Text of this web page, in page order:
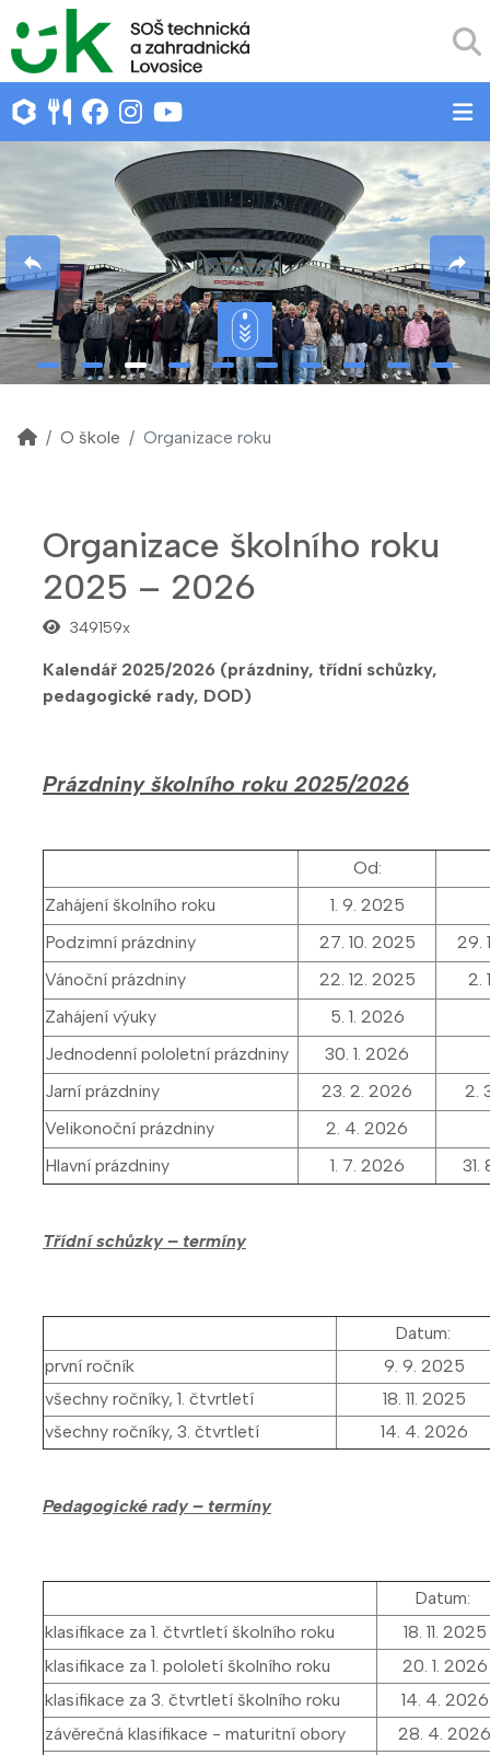
O škole Organizace roku
Organizace školního roku
2025 – 2026
349159x
Kalendář 2025/2026 (prázdniny, třídní schůzky,
pedagogické rady, DOD)
Prázdniny školního roku 2025/2026
Od:
Zahájení školního roku
1. 9. 2025
Podzimní prázdniny
27. 10. 2025
29.
Vánoční prázdniny
22. 12. 2025
2.
Zahájení výuky
5. 1. 2026
Jednodenní pololetní prázdniny
30. 1. 2026
Jarní prázdniny
23. 2. 2026
2.
Velikonoční prázdniny
2. 4. 2026
Hlavní prázdniny
1. 7. 2026 31.
Třídní schůzky – termíny
Datum:
první ročník
9. 9. 2025
všechny ročníky, 1. čtvrtletí
18. 11. 2025
všechny ročníky, 3. čtvrtletí
14. 4. 2026
Pedagogické rady – termíny
Datum:
klasifikace za 1. čtvrtletí školního roku
18. 11. 2025
klasifikace za 1. pololetí školního roku
20. 1. 2026
klasifikace za 3. čtvrtletí školního roku
14. 4. 2026
závěrečná klasifikace - maturitní obory
28. 4. 2026